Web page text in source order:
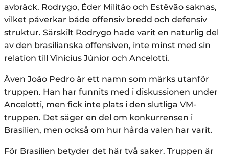
avbräck. Rodrygo, Éder Militão och Estêvão saknas,
vilket påverkar både offensiv bredd och defensiv
struktur. Särskilt Rodrygo hade varit en naturlig del
av den brasilianska offensiven, inte minst med sin
relation till Vinícius Júnior och Ancelotti.
Även João Pedro är ett namn som märks utanför
truppen. Han har funnits med i diskussionen under
Ancelotti, men fick inte plats i den slutliga VM-
truppen. Det säger en del om konkurrensen i
Brasilien, men också om hur hårda valen har varit.
För Brasilien betyder det här två saker. Truppen är